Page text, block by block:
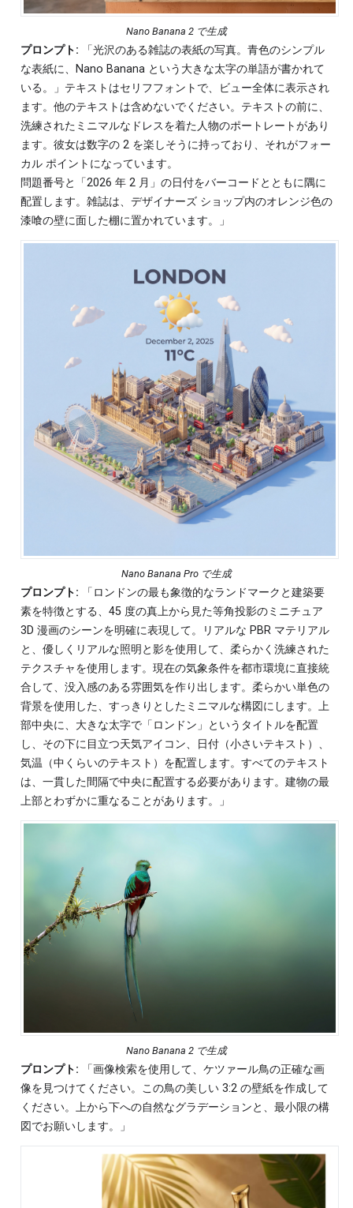
Nano Banana 2 で生成
プロンプト: 「光沢のある雑誌の表紙の写真。青色のシンプル
な表紙に、Nano Banana という大きな太字の単語が書かれて
いる。」テキストはセリフフォントで、ビュー全体に表示され
ます。他のテキストは含めないでください。テキストの前に、
洗練されたミニマルなドレスを着た人物のポートレートがあり
ます。彼女は数字の 2 を楽しそうに持っており、それがフォー
カル ポイントになっています。
問題番号と「2026 年 2 月」の日付をバーコードとともに隅に
配置します。雑誌は、デザイナーズ ショップ内のオレンジ色の
漆喰の壁に面した棚に置かれています。」
Nano Banana Pro で生成
プロンプト: 「ロンドンの最も象徴的なランドマークと建築要
素を特徴とする、45 度の真上から見た等角投影のミニチュア
3D 漫画のシーンを明確に表現して。リアルな PBR マテリアル
と、優しくリアルな照明と影を使用して、柔らかく洗練された
テクスチャを使用します。現在の気象条件を都市環境に直接統
合して、没入感のある雰囲気を作り出します。柔らかい単色の
背景を使用した、すっきりとしたミニマルな構図にします。上
部中央に、大きな太字で「ロンドン」というタイトルを配置
し、その下に目立つ天気アイコン、日付（小さいテキスト）、
気温（中くらいのテキスト）を配置します。すべてのテキスト
は、一貫した間隔で中央に配置する必要があります。建物の最
上部とわずかに重なることがあります。」
Nano Banana 2 で生成
プロンプト: 「画像検索を使用して、ケツァール鳥の正確な画
像を見つけてください。この鳥の美しい 3:2 の壁紙を作成して
ください。上から下への自然なグラデーションと、最小限の構
図でお願いします。」